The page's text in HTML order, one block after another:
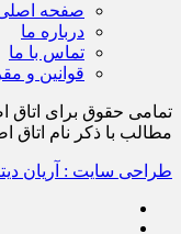
صفحه
درباره ما
تماس با ما
قوانین و
تمامی حقوق برای
مطالب با ذكر نام اتاق
طراحی سایت : آریان